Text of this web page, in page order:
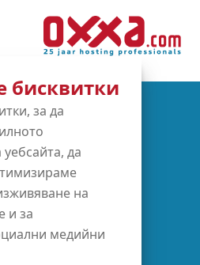
бисквитки
за да
да
на
и за
медийни